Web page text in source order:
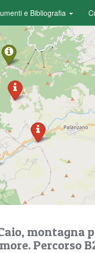
e Bibliografia
montagna
Percorso